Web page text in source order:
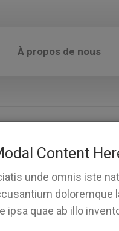
Content
unde omnis iste
doloremque
ipsa quae ab illo
À propos de nous